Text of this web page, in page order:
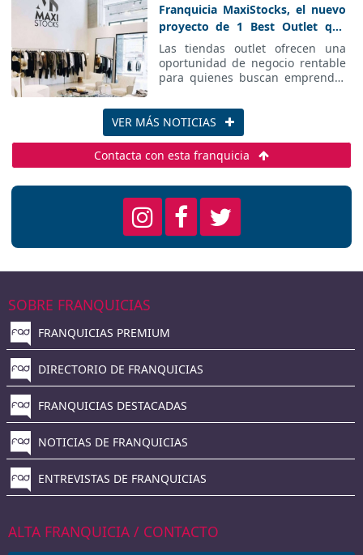
Franquicia MaxiStocks, el nuevo
proyecto de 1 Best Outlet que
permite vender ropa a un precio
único
Las tiendas outlet
ofrecen una
oportunidad de negocio rentable
para quienes buscan emprender
franquicias MaxiStocks
VER MÁS NOTICIAS
Contacta con esta franquicia
SOBRE FRANQUICIAS
FRANQUICIAS PREMIUM
DIRECTORIO DE FRANQUICIAS
FRANQUICIAS DESTACADAS
NOTICIAS DE FRANQUICIAS
ENTREVISTAS DE FRANQUICIAS
ALTA FRANQUICIA / CONTACTO